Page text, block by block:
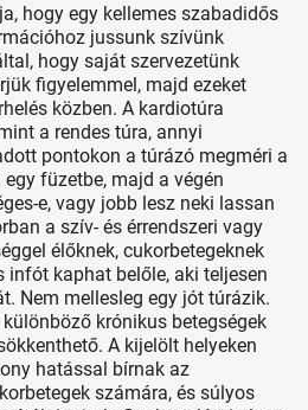
hogy egy kellemes szabadidős
jussunk szívünk
hogy saját szervezetünk
figyelemmel, majd ezeket
közben. A kardiotúra
a rendes túra, annyi
pontokon a túrázó megméri a
füzetbe, majd a végén
e, vagy jobb lesz neki lassan
a szív- és érrendszeri vagy
élőknek, cukorbetegeknek
infót kaphat belőle, aki teljesen
Nem mellesleg egy jót túrázik.
krónikus betegségek
A kijelölt helyeken
hatással bírnak az
számára, és súlyos